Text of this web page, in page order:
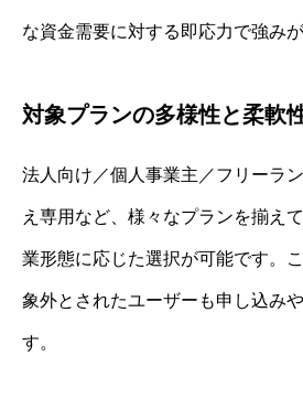
な資金需要に対する即応力で強み
対象プランの多様性と柔軟
法人向け／個人事業主／フリーラ
え専用など、様々なプランを揃え
業形態に応じた選択が可能です。
象外とされたユーザーも申し込み
す。